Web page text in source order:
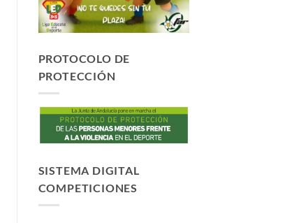
PROTOCOLO DE
PROTECCIÓN
SISTEMA DIGITAL
COMPETICIONES